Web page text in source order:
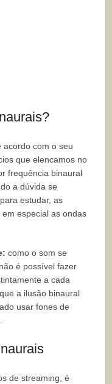
acordo com o seu
que elencamos no
frequência binaural
a dúvida se
estudar, as
especial as ondas
como o som se
é possível fazer
a cada
a ilusão binaural
usar fones de
de streaming, é